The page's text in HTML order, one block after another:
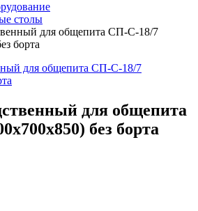
столы
для общепита СП-С-18/7
борта
для общепита
без борта